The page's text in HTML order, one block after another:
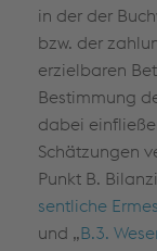
in der der
bzw. der
erzielbaren
Bestimmung
dabei
Schätzungen
Punkt B.
sentliche
und „B.3.